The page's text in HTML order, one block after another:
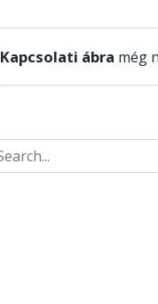
Kapcsolati ábra még